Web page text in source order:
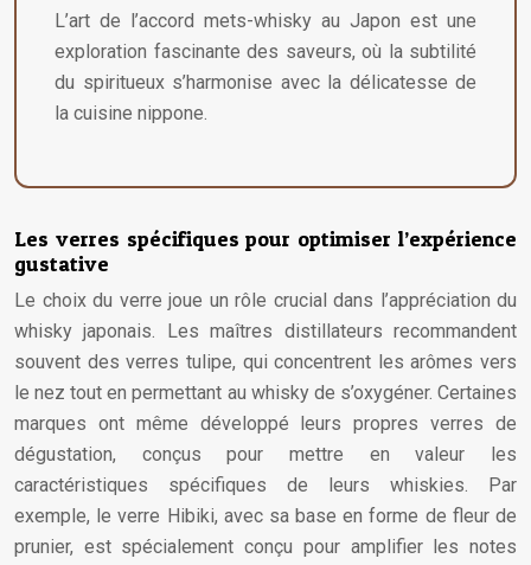
L’art de l’accord mets-whisky au Japon est une
exploration fascinante des saveurs, où la subtilité
du spiritueux s’harmonise avec la délicatesse de
la cuisine nippone.
Les verres spécifiques pour optimiser l’expérience
gustative
Le choix du verre joue un rôle crucial dans l’appréciation du
whisky japonais. Les maîtres distillateurs recommandent
souvent des verres tulipe, qui concentrent les arômes vers
le nez tout en permettant au whisky de s’oxygéner. Certaines
marques ont même développé leurs propres verres de
dégustation, conçus pour mettre en valeur les
caractéristiques spécifiques de leurs whiskies. Par
exemple, le verre Hibiki, avec sa base en forme de fleur de
prunier, est spécialement conçu pour amplifier les notes